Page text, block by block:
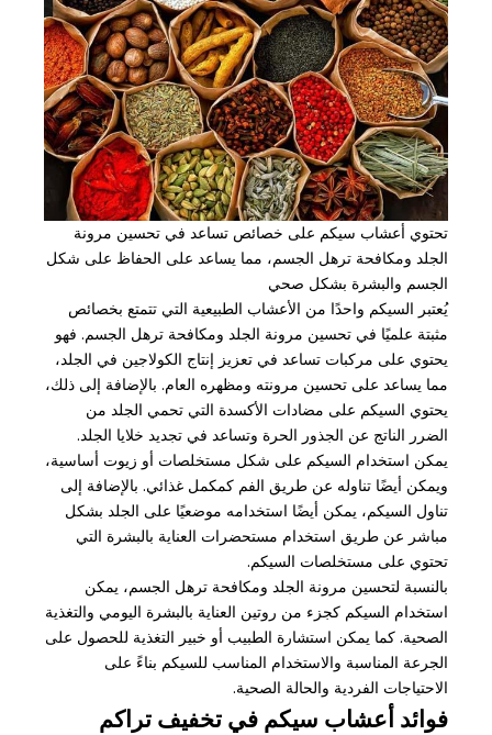
تحتوي أعشاب سيكم على خصائص تساعد في تحسين مرونة
الجلد ومكافحة ترهل الجسم، مما يساعد على الحفاظ على شكل
الجسم والبشرة بشكل صحي
يُعتبر السيكم واحدًا من الأعشاب الطبيعية التي تتمتع بخصائص
مثبتة علميًا في تحسين مرونة الجلد ومكافحة ترهل الجسم. فهو
يحتوي على مركبات تساعد في تعزيز إنتاج الكولاجين في الجلد،
مما يساعد على تحسين مرونته ومظهره العام. بالإضافة إلى ذلك،
يحتوي السيكم على مضادات الأكسدة التي تحمي الجلد من
الضرر الناتج عن الجذور الحرة وتساعد في تجديد خلايا الجلد.
يمكن استخدام السيكم على شكل مستخلصات أو زيوت أساسية،
ويمكن أيضًا تناوله عن طريق الفم كمكمل غذائي. بالإضافة إلى
تناول السيكم، يمكن أيضًا استخدامه موضعيًا على الجلد بشكل
مباشر عن طريق استخدام مستحضرات العناية بالبشرة التي
تحتوي على مستخلصات السيكم.
بالنسبة لتحسين مرونة الجلد ومكافحة ترهل الجسم، يمكن
استخدام السيكم كجزء من روتين العناية بالبشرة اليومي والتغذية
الصحية. كما يمكن استشارة الطبيب أو خبير التغذية للحصول على
الجرعة المناسبة والاستخدام المناسب للسيكم بناءً على
الاحتياجات الفردية والحالة الصحية.
فوائد أعشاب سيكم في تخفيف تراكم